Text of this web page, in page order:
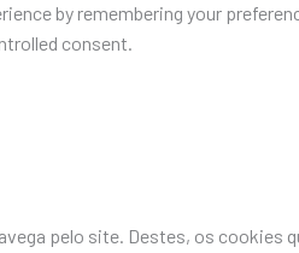
by remembering your
consent.
pelo site. Destes, os